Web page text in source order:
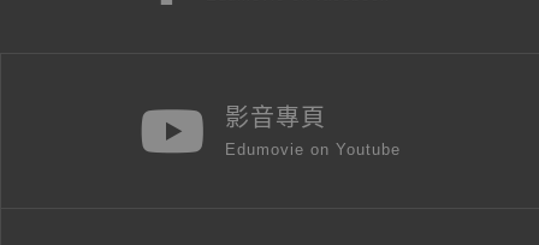
影音專頁
Edumovie on Youtube